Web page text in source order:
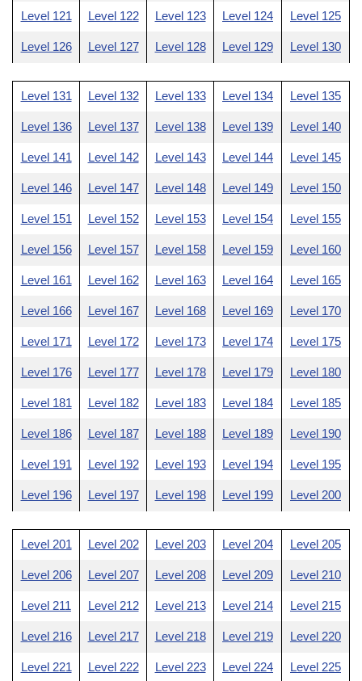
Level 121 Level 122 Level 123 Level 124 Level 125
Level 126 Level 127 Level 128 Level 129 Level 130
Level 131 Level 132 Level 133 Level 134 Level 135
Level 136 Level 137 Level 138 Level 139 Level 140
Level 141 Level 142 Level 143 Level 144 Level 145
Level 146 Level 147 Level 148 Level 149 Level 150
Level 151 Level 152 Level 153 Level 154 Level 155
Level 156 Level 157 Level 158 Level 159 Level 160
Level 161 Level 162 Level 163 Level 164 Level 165
Level 166 Level 167 Level 168 Level 169 Level 170
Level 171 Level 172 Level 173 Level 174 Level 175
Level 176 Level 177 Level 178 Level 179 Level 180
Level 181 Level 182 Level 183 Level 184 Level 185
Level 186 Level 187 Level 188 Level 189 Level 190
Level 191 Level 192 Level 193 Level 194 Level 195
Level 196 Level 197 Level 198 Level 199 Level 200
Level 201 Level 202 Level 203 Level 204 Level 205
Level 206 Level 207 Level 208 Level 209 Level 210
Level 211 Level 212 Level 213 Level 214 Level 215
Level 216 Level 217 Level 218 Level 219 Level 220
Level 221 Level 222 Level 223 Level 224 Level 225